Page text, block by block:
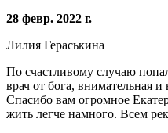
28 февр. 2022 г.
Лилия Гераськина
По счастливому случаю
врач от бога, внимательная
Спасибо вам огромное
жить легче намного. Всем